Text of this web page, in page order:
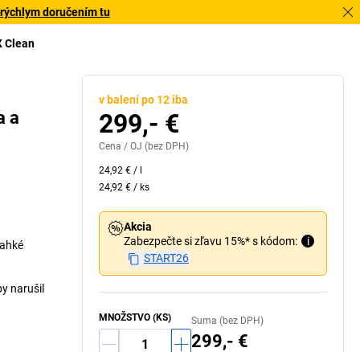
doručením tu
Clean
a
narušil
v balení po 12 iba
299,- €
Cena / OJ (bez DPH)
24,92 € /
24,92 € / ks
Akcia
Zabezpečte si zľavu 15%* s kódom:
i
START26
MNOŽSTVO (KS) Suma (bez DPH)
299,- €